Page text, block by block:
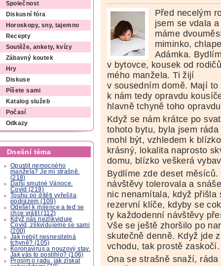
Společnost
Diskusní fóra
Horoskopy, sny, tajemno
Recepty
Soutěže, ankety, kvízy
Zábavný koutek
Hry
Diskuse
Píšete sami
Katalog služeb
Počasí
Odkazy
Dnešní téma
Opustit nemocného
manžela? Je mi strašně.
(218)
Další smutné Vánoce.
Covid (219)
Touhu po dítěti vyřešila
podrazem (109)
Odešel k milence a teď se
chce vrátit (112)
Když nás nezlikviduje
Covid, zlikvidujeme se sami
(200)
Jak nebýt nesnesitelná
tchyně? (105)
Koronavirus a nouzový stav.
Jak vás to postihlo? (106)
Prosím o radu, jak získat
Před necelým
jsem se vdala
máme
miminko,
Adámka.
v bytovce, kousek od
mého manžela. Ti žijí
v sousedním domě. Mají to
k nám tedy opravdu
hlavně tchyně toho
Když se nám krátce po
tohoto bytu, byla jsem
mohl být, vzhledem k
krásný, lokalita naprosto
domu, blízko veškerá
Bydlíme zde deset
návštěvy tolerovala a
nic nenamítala, když
rezervní klíče, kdyby se
ty každodenní návštěvy
Vše se ještě zhoršilo po
skutečně denně. Když jde
vchodu, tak prostě
Ona se strašně snaží,